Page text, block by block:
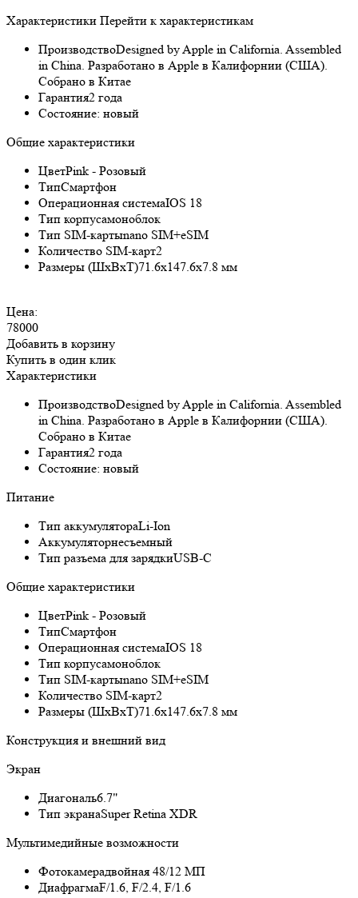
Характеристики Перейти к характеристикам
ПроизводствоDesigned by Apple in California. Assembled
in China. Разработано в Apple в Калифорнии (США).
Собрано в Китае
Гарантия2 года
Состояние: новый
Общие характеристики
ЦветPink - Розовый
ТипСмартфон
Операционная системаIOS 18
Тип корпусамоноблок
Тип SIM-картыnano SIM+eSIM
Количество SIM-карт2
Размеры (ШxВxТ)71.6x147.6x7.8 мм
Цена:
78000
Добавить в корзину
Купить в один клик
Характеристики
ПроизводствоDesigned by Apple in California. Assembled
in China. Разработано в Apple в Калифорнии (США).
Собрано в Китае
Гарантия2 года
Состояние: новый
Питание
Тип аккумулятораLi-Ion
Аккумуляторнесъемный
Тип разъема для зарядкиUSB-C
Общие характеристики
ЦветPink - Розовый
ТипСмартфон
Операционная системаIOS 18
Тип корпусамоноблок
Тип SIM-картыnano SIM+eSIM
Количество SIM-карт2
Размеры (ШxВxТ)71.6x147.6x7.8 мм
Конструкция и внешний вид
Экран
Диагональ6.7"
Тип экранаSuper Retina XDR
Мультимедийные возможности
Фотокамерадвойная 48/12 МП
ДиафрагмаF/1.6, F/2.4, F/1.6